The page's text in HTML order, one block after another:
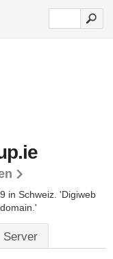
in Schweiz. 'Digiweb
Server